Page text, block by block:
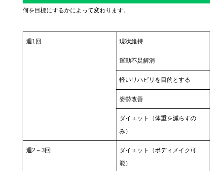
何を目標にするかによって変わります。
週1回 現状維持
運動不足解消
軽いリハビリを目的とする
姿勢改善
ダイエット（体重を減らすの
み）
週2～3回
ダイエット（ボディメイク可
能）